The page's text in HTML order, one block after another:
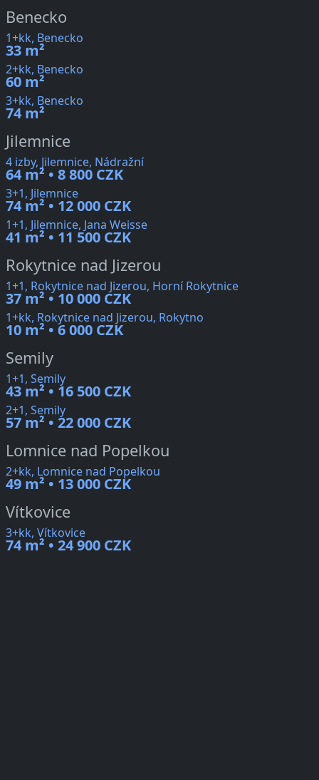
Benecko
1+kk, Benecko
33 m²
2+kk, Benecko
60 m²
3+kk, Benecko
74 m²
Jilemnice
4 izby, Jilemnice, Nádražní
64 m² • 8 800 CZK
3+1, Jilemnice
74 m² • 12 000 CZK
1+1, Jilemnice, Jana Weisse
41 m² • 11 500 CZK
Rokytnice nad Jizerou
1+1, Rokytnice nad Jizerou, Horní Rokytnice
37 m² • 10 000 CZK
1+kk, Rokytnice nad Jizerou, Rokytno
10 m² • 6 000 CZK
Semily
1+1, Semily
43 m² • 16 500 CZK
2+1, Semily
57 m² • 22 000 CZK
Lomnice nad Popelkou
2+kk, Lomnice nad Popelkou
49 m² • 13 000 CZK
Vítkovice
3+kk, Vítkovice
74 m² • 24 900 CZK